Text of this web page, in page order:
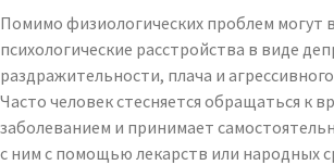
Помимо физиологических проблем могут
психологические расстройства в виде
раздражительности, плача и
Часто человек стесняется обращаться к
заболеванием и принимает
с ним с помощью лекарств или народных